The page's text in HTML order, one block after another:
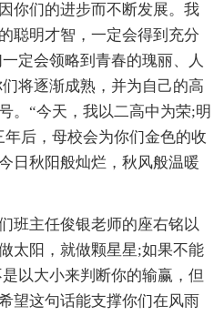
你们的进步而不断发展。我
聪明才智，一定会得到充分
定会领略到青春的瑰丽、人
将逐渐成熟，并为自己的高
。“今天，我以二高中为荣;明
后，母校会为你们金色的收
日秋阳般灿烂，秋风般温暖
班主任俊银老师的座右铭以
太阳，就做颗星星;如果不能
以大小来判断你的输赢，但
望这句话能支撑你们在风雨